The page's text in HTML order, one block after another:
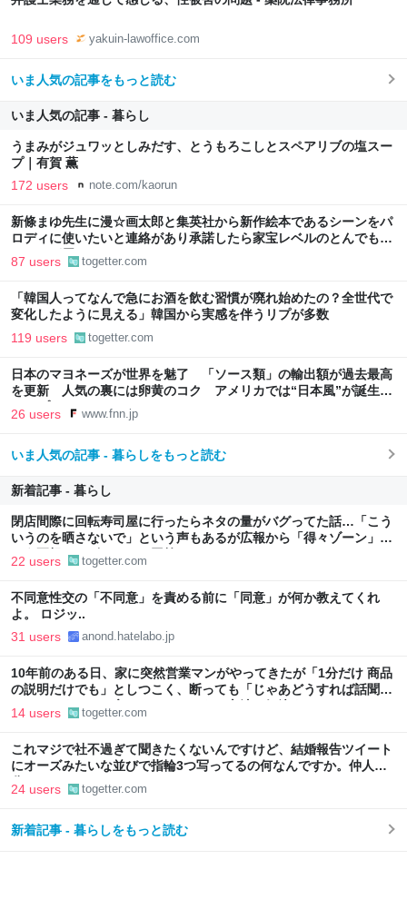
109 users yakuin-lawoffice.com
いま人気の記事をもっと読む
いま人気の記事 - 暮らし
うまみがジュワッとしみだす、とうもろこしとスペアリブの塩スー
プ｜有賀 薫
172 users note.com/kaorun
新條まゆ先生に漫☆画太郎と集英社から新作絵本であるシーンをパ
ロディに使いたいと連絡があり承諾したら家宝レベルのとんでもな
いものが届いた
87 users togetter.com
「韓国人ってなんで急にお酒を飲む習慣が廃れ始めたの？全世代で
変化したように見える」韓国から実感を伴うリプが多数
119 users togetter.com
日本のマヨネーズが世界を魅了 「ソース類」の輸出額が過去最高
を更新 人気の裏には卵黄のコク アメリカでは“日本風”が誕生｜
FNNプライムオンライン
26 users www.fnn.jp
いま人気の記事 - 暮らしをもっと読む
新着記事 - 暮らし
閉店間際に回転寿司屋に行ったらネタの量がバグってた話…「こう
いうのを晒さないで」という声もあるが広報から「得々ゾーン」と
いう正規サービスだとの回答も
22 users togetter.com
不同意性交の「不同意」を責める前に「同意」が何か教えてくれ
よ。 ロジッ..
31 users anond.hatelabo.jp
10年前のある日、家に突然営業マンがやってきたが「1分だけ 商品
の説明だけでも」としつこく、断っても「じゃあどうすれば話聞い
てくれますか」と言われたので、ある方法で解決することに
14 users togetter.com
これマジで社不過ぎて聞きたくないんですけど、結婚報告ツイート
にオーズみたいな並びで指輪3つ写ってるの何なんですか。仲人の
分？
24 users togetter.com
新着記事 - 暮らしをもっと読む